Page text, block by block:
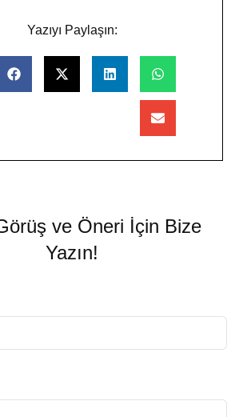
Yazıyı Paylaşın:
ve Öneri İçin Bize
Yazın!